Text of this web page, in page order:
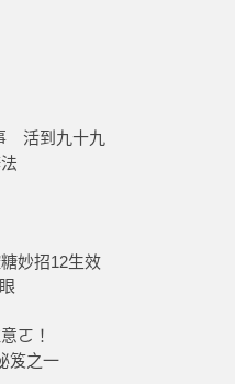
活到九十九
妙招12生效
ㄛ！
笈之一